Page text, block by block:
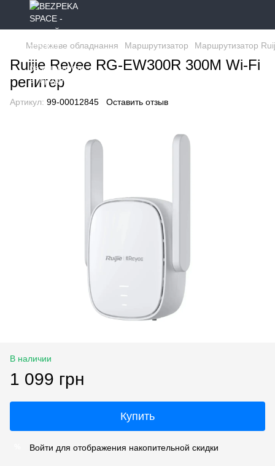
Мережеве обладнання Маршрутизатор Маршрутизатор
Ruijie Reyee RG-EW300R 300M Wi-Fi
репитер
Артикул: 99-00012845 Оставить отзыв
В наличии
1 099 грн
Купить
Войти для отображения накопительной скидки